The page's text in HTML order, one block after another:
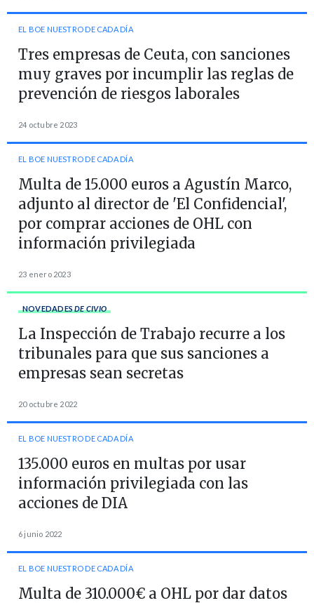
EL BOE NUESTRO DE CADA DÍA
Tres empresas de Ceuta, con sanciones
muy graves por incumplir las reglas de
prevención de riesgos laborales
24 octubre 2023
EL BOE NUESTRO DE CADA DÍA
Multa de 15.000 euros a Agustín Marco,
adjunto al director de 'El Confidencial',
por comprar acciones de OHL con
información privilegiada
23 enero 2023
NOVEDADES DE CIVIO
La Inspección de Trabajo recurre a los
tribunales para que sus sanciones a
empresas sean secretas
20 octubre 2022
EL BOE NUESTRO DE CADA DÍA
135.000 euros en multas por usar
información privilegiada con las
acciones de DIA
6 junio 2022
EL BOE NUESTRO DE CADA DÍA
Multa de 310.000€ a OHL por dar datos